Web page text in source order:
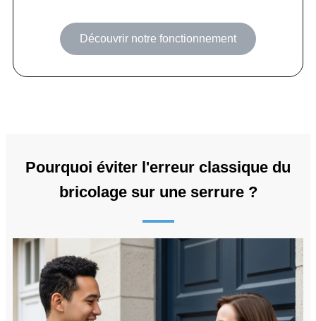
Découvrir notre fonctionnement
Pourquoi éviter l'erreur classique du
bricolage sur une serrure ?